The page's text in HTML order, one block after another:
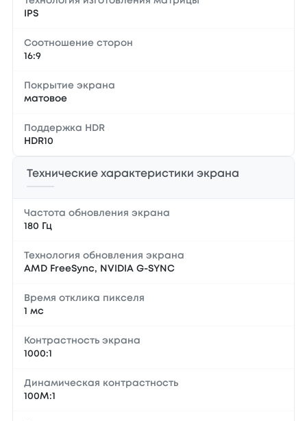
IPS
Соотношение сторон
16:9
Покрытие экрана
матовое
Поддержка HDR
HDR10
Технические характеристики экрана
Частота обновления экрана
180 Гц
Технология обновления экрана
AMD FreeSync, NVIDIA G-SYNC
Время отклика пикселя
1 мс
Контрастность экрана
1000:1
Динамическая контрастность
100М:1